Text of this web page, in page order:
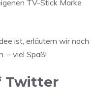
TV-Stick Marke
ist, erläutern wir noch
– viel Spaß!
Twitter